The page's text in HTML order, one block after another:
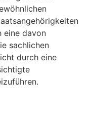
eine davon
sachlichen
durch eine